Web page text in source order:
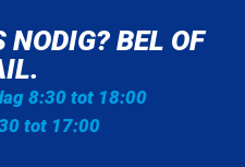
NODIG? BEL OF
8:30 tot 18:00
tot 17:00